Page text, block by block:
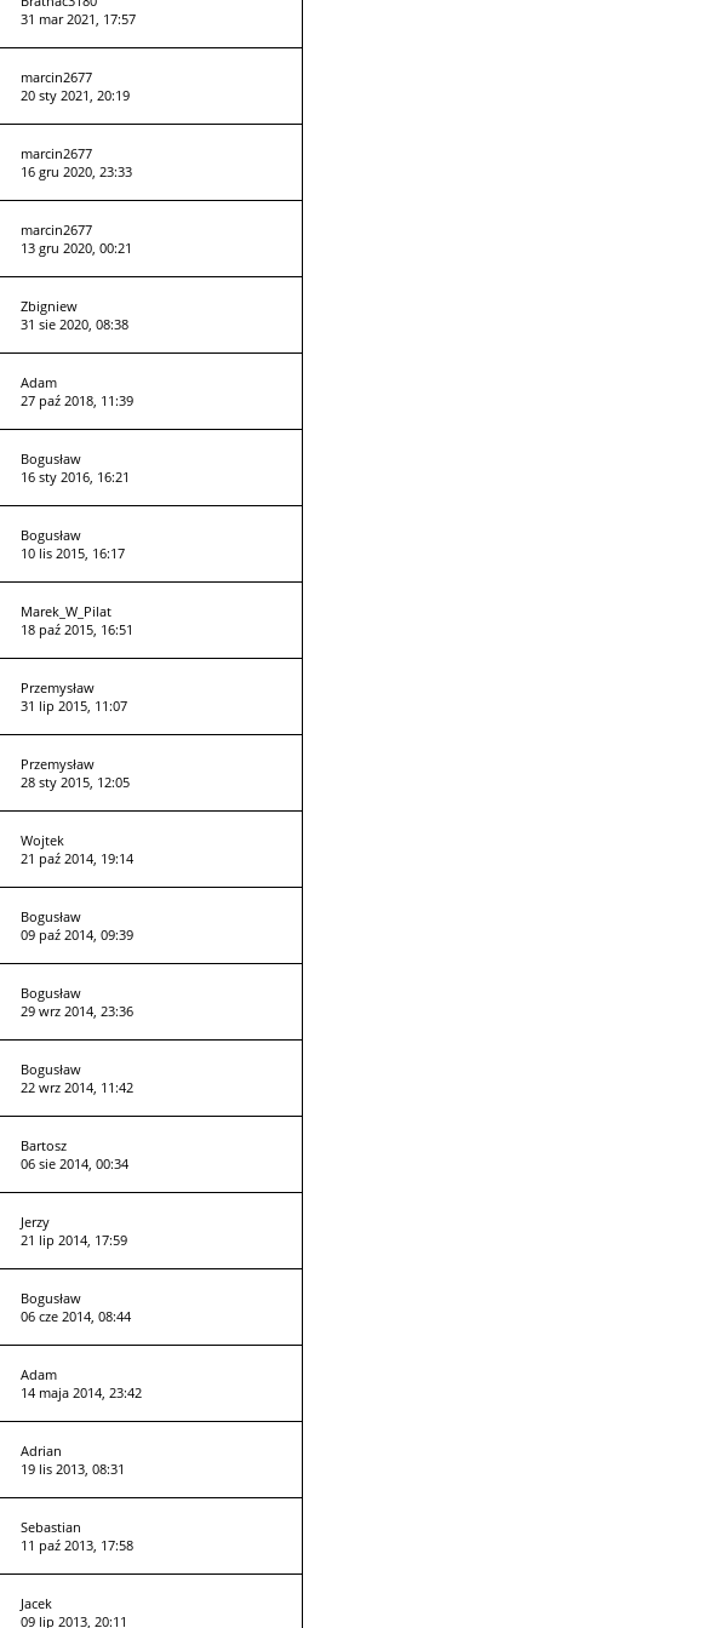
31 mar 2021, 17:57
marcin2677
20 sty 2021, 20:19
marcin2677
16 gru 2020, 23:33
marcin2677
13 gru 2020, 00:21
Zbigniew
31 sie 2020, 08:38
Adam
27 paź 2018, 11:39
Bogusław
16 sty 2016, 16:21
Bogusław
10 lis 2015, 16:17
Marek_W_Pilat
18 paź 2015, 16:51
Przemysław
31 lip 2015, 11:07
Przemysław
28 sty 2015, 12:05
Wojtek
21 paź 2014, 19:14
Bogusław
09 paź 2014, 09:39
Bogusław
29 wrz 2014, 23:36
Bogusław
22 wrz 2014, 11:42
Bartosz
06 sie 2014, 00:34
Jerzy
21 lip 2014, 17:59
Bogusław
06 cze 2014, 08:44
Adam
14 maja 2014, 23:42
Adrian
19 lis 2013, 08:31
Sebastian
11 paź 2013, 17:58
Jacek
09 lip 2013, 20:11